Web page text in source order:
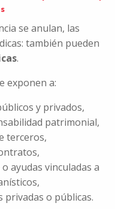
se anulan, las
también pueden
.
exponen a:
y privados,
patrimonial,
terceros,
ayudas vinculadas a
privadas o públicas.